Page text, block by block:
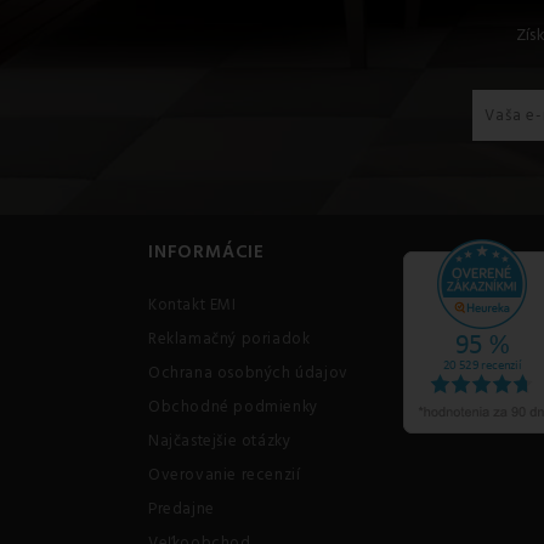
INFORMÁCIE
Kontakt EMI
Reklamačný poriadok
Ochrana osobných údajov
Obchodné podmienky
Najčastejšie otázky
Overovanie recenzií
Predajne